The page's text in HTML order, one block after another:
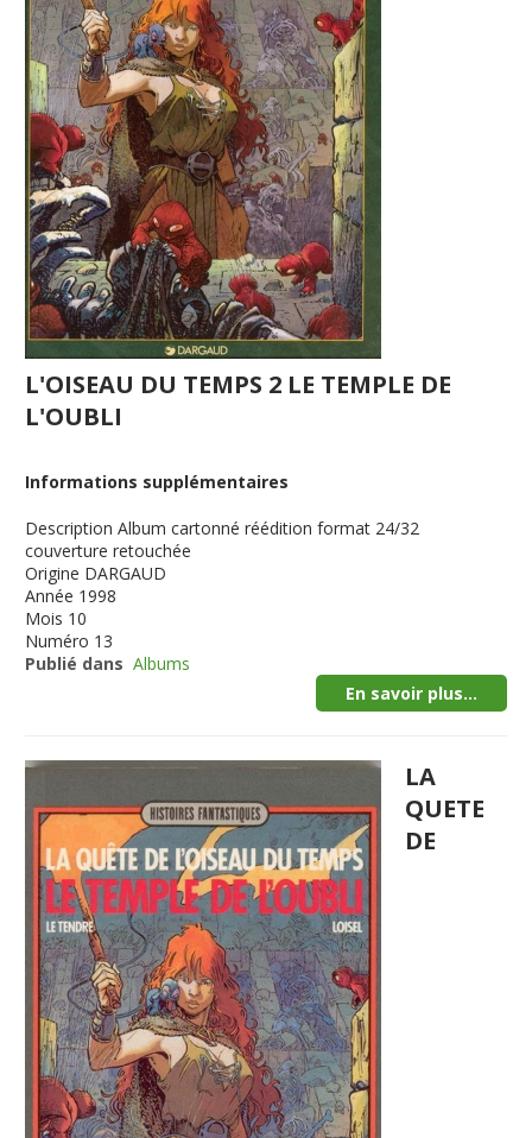
L'OISEAU DU TEMPS 2 LE TEMPLE DE
L'OUBLI
Informations supplémentaires
Description Album cartonné réédition format 24/32
couverture retouchée
Origine DARGAUD
Année 1998
Mois 10
Numéro 13
Publié dans Albums
En savoir plus...
LA
QUETE
DE